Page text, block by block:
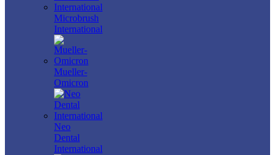
Microbrush
International
Mueller-
Omicron
Neo
Dental
International